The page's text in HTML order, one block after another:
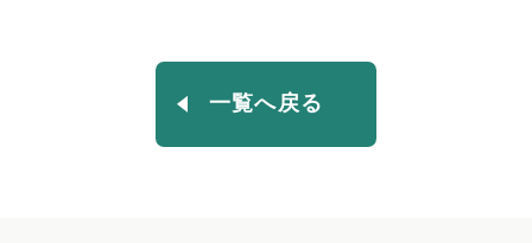
一覧へ戻る